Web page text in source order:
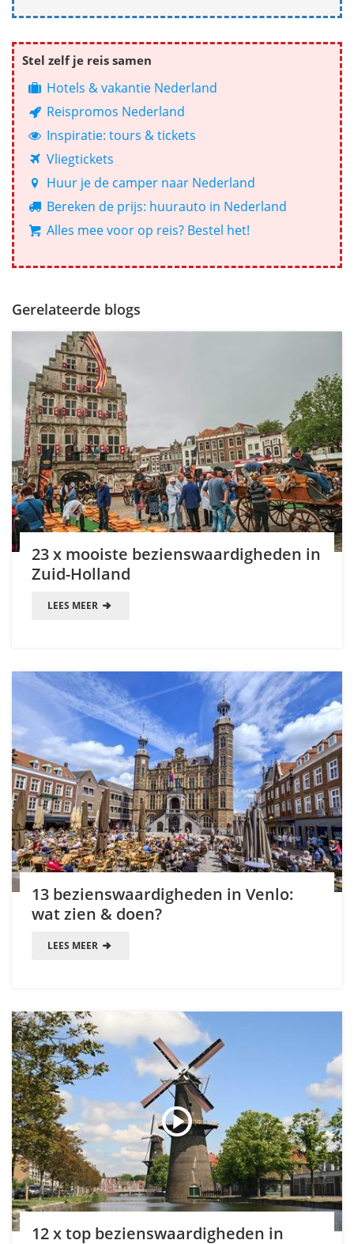
Stel zelf je reis samen
Hotels & vakantie Nederland
Reispromos Nederland
Inspiratie: tours & tickets
Vliegtickets
Huur je de camper naar Nederland
Bereken de prijs: huurauto in Nederland
Alles mee voor op reis? Bestel het!
Gerelateerde blogs
23 x mooiste bezienswaardigheden in
Zuid-Holland
LEES MEER
13 bezienswaardigheden in Venlo:
wat zien & doen?
LEES MEER
12 x top bezienswaardigheden in